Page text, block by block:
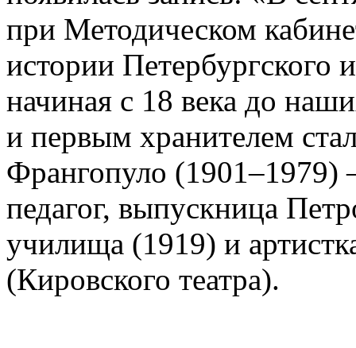
при Методическом
истории Петербургского
начиная с 18 века до
и первым хранителем
Франгопуло (1901–1979)
педагог, выпускница
училища (1919) и
(Кировского театра).